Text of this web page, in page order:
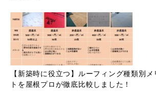
【新築時に役立つ】ルーフィング種類別
トを屋根プロが徹底比較しました！